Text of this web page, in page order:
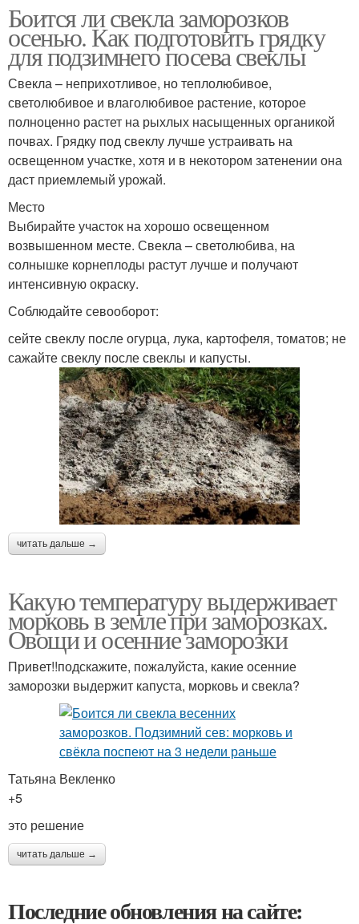
Боится ли свекла заморозков
осенью. Как подготовить грядку
для подзимнего посева свеклы
Свекла – неприхотливое, но теплолюбивое,
светолюбивое и влаголюбивое растение, которое
полноценно растет на рыхлых насыщенных органикой
почвах. Грядку под свеклу лучше устраивать на
освещенном участке, хотя и в некотором затенении она
даст приемлемый урожай.
Место
Выбирайте участок на хорошо освещенном
возвышенном месте. Свекла – светолюбива, на
солнышке корнеплоды растут лучше и получают
интенсивную окраску.
Соблюдайте севооборот:
сейте свеклу после огурца, лука, картофеля, томатов; не
сажайте свеклу после свеклы и капусты.
читать дальше →
Какую температуру выдерживает
морковь в земле при заморозках.
Овощи и осенние заморозки
Привет!!подскажите, пожалуйста, какие осенние
заморозки выдержит капуста, морковь и свекла?
Татьяна Векленко
+5
это решение
читать дальше →
Последние обновления на сайте: